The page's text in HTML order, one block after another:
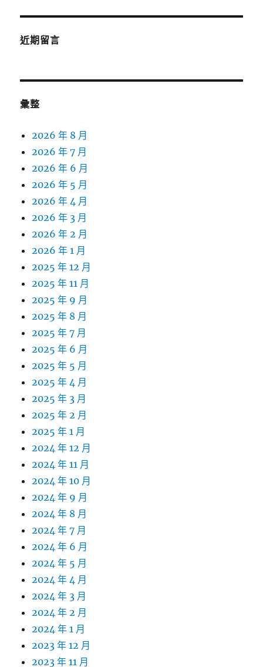
近期留言
彙整
2026 年 8 月
2026 年 7 月
2026 年 6 月
2026 年 5 月
2026 年 4 月
2026 年 3 月
2026 年 2 月
2026 年 1 月
2025 年 12 月
2025 年 11 月
2025 年 9 月
2025 年 8 月
2025 年 7 月
2025 年 6 月
2025 年 5 月
2025 年 4 月
2025 年 3 月
2025 年 2 月
2025 年 1 月
2024 年 12 月
2024 年 11 月
2024 年 10 月
2024 年 9 月
2024 年 8 月
2024 年 7 月
2024 年 6 月
2024 年 5 月
2024 年 4 月
2024 年 3 月
2024 年 2 月
2024 年 1 月
2023 年 12 月
2023 年 11 月